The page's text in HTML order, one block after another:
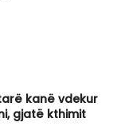
kanë vdekur
gjatë kthimit